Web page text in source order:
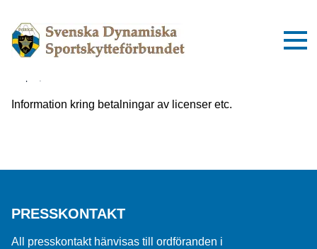
Viktig information om inbetalningar
till SDSSF
Information kring betalningar av licenser etc.
PRESSKONTAKT
All presskontakt hänvisas till ordföranden i